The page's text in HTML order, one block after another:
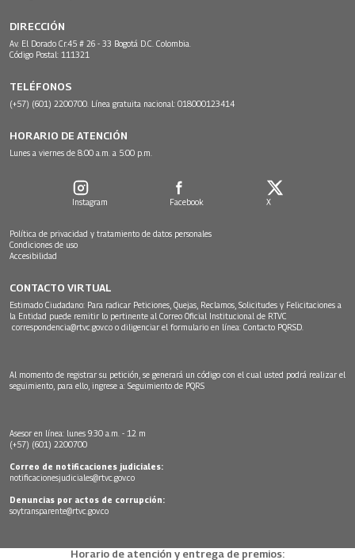
DIRECCIÓN
Av. El Dorado Cr.45 # 26 - 33 Bogotá D.C. Colombia.
Código Postal: 111321
TELÉFONOS
(+57) (601) 2200700. Línea gratuita nacional: 018000123414
HORARIO DE ATENCIÓN
Lunes a viernes de 8:00 a.m. a 5:00 p.m.
Instagram Facebook X
Política de privacidad y tratamiento de datos personales
Condiciones de uso
Accesibilidad
CONTACTO VIRTUAL
Estimado Ciudadano: Para radicar Peticiones, Quejas, Reclamos, Solicitudes y Felicitaciones a
la Entidad puede remitir lo pertinente al Correo Oficial Institucional de RTVC
correspondencia@rtvc.gov.co o diligenciar el formulario en línea: Contacto PQRSD.
Al momento de registrar su petición, se generará un código con el cual usted podrá realizar el
seguimiento, para ello, ingrese a: Seguimiento de PQRS
Asesor en línea: lunes 9:30 a.m. - 12 m
(+57) (601) 2200700
Correo de notificaciones judiciales:
notificacionesjudiciales@rtvc.gov.co
Denuncias por actos de corrupción:
soytransparente@rtvc.gov.co
Horario de atención y entrega de premios: